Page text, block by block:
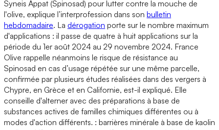
Syneis Appat (Spinosad) pour lutter contre la mouche de
l'olive, explique l’interprofession dans son bulletin
hebdomadaire. La dérogation porte sur le nombre maximum
d'applications : il passe de quatre à huit applications sur la
période du 1er août 2024 au 29 novembre 2024. France
Olive rappelle néanmoins le risque de résistance au
Spinosad en cas d’usage répétée sur une même parcelle,
confirmée par plusieurs études réalisées dans des vergers à
Chypre, en Grèce et en Californie, est-il expliqué. Elle
conseille d'alterner avec des préparations à base de
substances actives de familles chimiques différentes ou à
modes d'action différents. : barrières minérale à base de kaolin